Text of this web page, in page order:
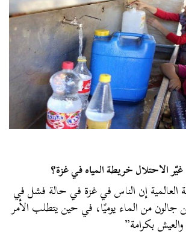
الاحتلال خريطة المياه في غزة؟
إن الناس في غزة في حالة فشل في
من الماء يوميًا، في حين يتطلب الأمر